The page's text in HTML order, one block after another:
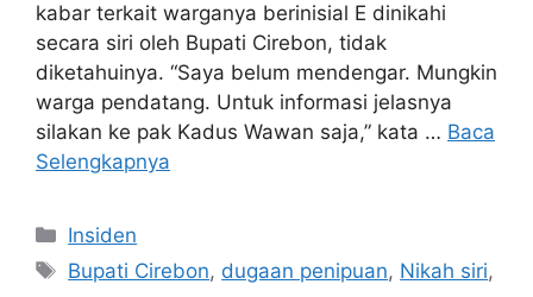
kabar terkait warganya berinisial E dinikahi
secara siri oleh Bupati Cirebon, tidak
diketahuinya. “Saya belum mendengar. Mungkin
warga pendatang. Untuk informasi jelasnya
silakan ke pak Kadus Wawan saja,” kata … Baca
Selengkapnya
Kategori
Insiden
Tag
Bupati Cirebon, dugaan penipuan, Nikah siri,